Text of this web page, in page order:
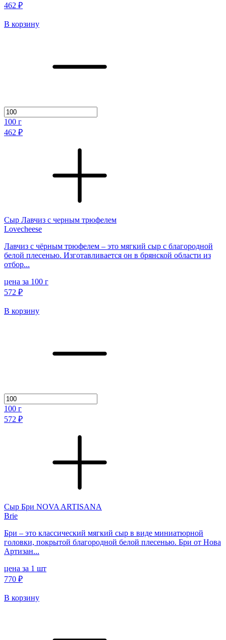
462 ₽
В корзину
100 г
462 ₽
Сыр Лавчиз с черным трюфелем
Lovecheese
Лавчиз с чёрным трюфелем – это мягкий сыр с благородной
белой плесенью. Изготавливается он в брянской области из
отбор...
цена за 100 г
572 ₽
В корзину
100 г
572 ₽
Сыр Бри NOVA ARTISANA
Brie
Бри – это классический мягкий сыр в виде миниатюрной
головки, покрытой благородной белой плесенью. Бри от Нова
Артизан...
цена за 1 шт
770 ₽
В корзину